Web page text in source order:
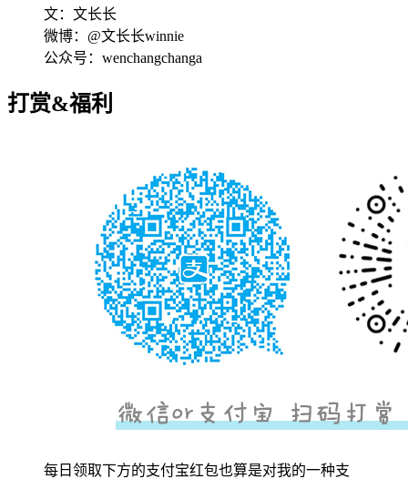
文：文长长
微博：@文长长winnie
公众号：wenchangchanga
打赏&福利
每日领取下方的支付宝红包也算是对我的一种支